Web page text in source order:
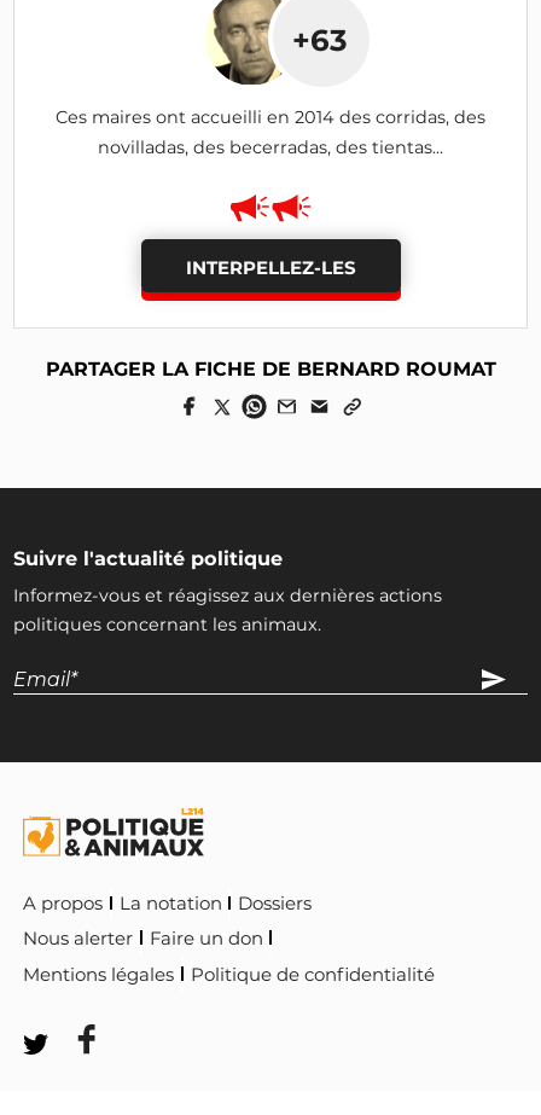
+63
Ces maires ont accueilli en 2014 des corridas, des
novilladas, des becerradas, des tientas...
INTERPELLEZ-LES
PARTAGER LA FICHE DE BERNARD ROUMAT
Suivre l'actualité politique
Informez-vous et réagissez aux dernières actions
politiques concernant les animaux.
A propos La notation
Dossiers
Nous alerter
Faire un don
Mentions légales
Politique de confidentialité